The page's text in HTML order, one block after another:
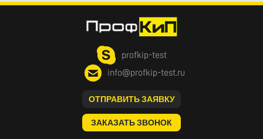
profkip-test
info@profkip-test.ru
ОТПРАВИТЬ ЗАЯВКУ
ЗАКАЗАТЬ ЗВОНОК